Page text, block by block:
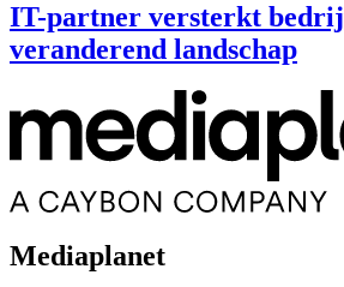
IT-partner versterkt
veranderend landschap
Mediaplanet